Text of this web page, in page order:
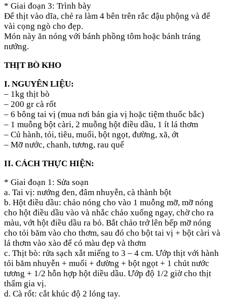
* Giai đoạn 3: Trình bày
Để thịt vào dĩa, chẻ ra làm 4 bên trên rắc đậu phộng và để
vài cọng ngò cho đẹp.
Món này ăn nóng với bánh phồng tôm hoặc bánh tráng
nướng.
THỊT BÒ KHO
I. NGUYÊN LIỆU:
– 1kg thịt bò
– 200 gr cà rốt
– 6 bông tai vị (mua nơi bán gia vị hoặc tiệm thuốc bắc)
– 1 muỗng bột càri, 2 muỗng hột điều dầu, 1 ít lá thơm
– Củ hành, tỏi, tiêu, muối, bột ngọt, đường, xã, ớt
– Mỡ nước, chanh, tương, rau quế
II. CÁCH THỰC HIỆN:
* Giai đoạn 1: Sửa soạn
a. Tai vị: nướng đen, đâm nhuyễn, cà thành bột
b. Hột điều dầu: chảo nóng cho vào 1 muỗng mỡ, mỡ nóng
cho hột điều dầu vào và nhắc chảo xuống ngay, chờ cho ra
màu, vớt hột điều dầu ra bỏ. Bắt chảo trở lên bếp mỡ nóng
cho tỏi băm vào cho thơm, sau đó cho bột tai vị + bột càri và
lá thơm vào xào để có màu đẹp và thơm
c. Thịt bò: rửa sạch xắt miếng to 3 – 4 cm. Ướp thịt với hành
tỏi băm nhuyễn + muối + đường + bột ngọt + 1 chút nước
tương + 1/2 hỗn hợp hột diều dầu. Ướp độ 1/2 giờ cho thịt
thấm gia vị.
d. Cà rốt: cắt khúc độ 2 lóng tay.